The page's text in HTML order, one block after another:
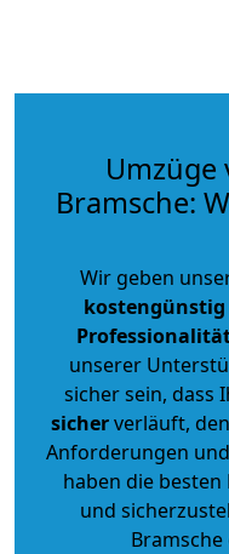
Umzüge
Bramsche:
Wir geben
kostengünstig
unserer
sicher sein, dass
sicherverläuft,
Anforderungen
haben die
und